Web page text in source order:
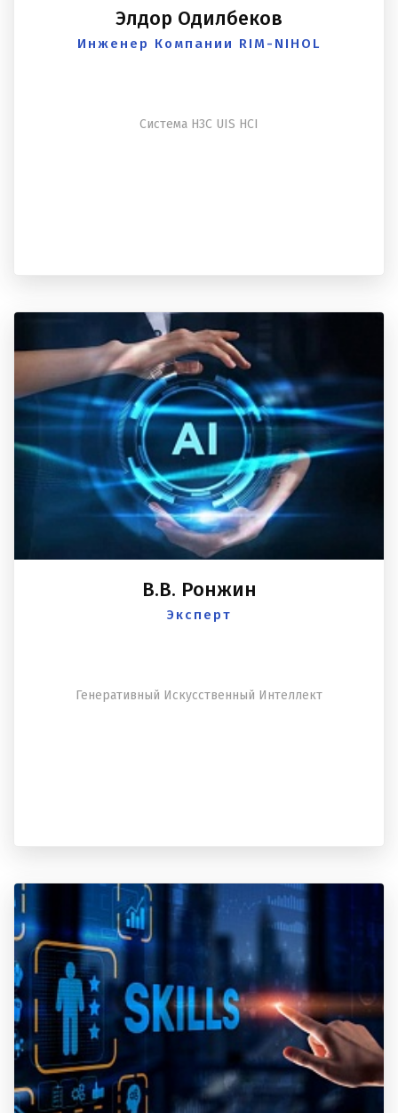
Элдор Одилбеков
Инженер Компании RIM-NIHOL
Система H3C UIS HCI
В.В. Ронжин
Эксперт
Генеративный Искусственный Интеллект